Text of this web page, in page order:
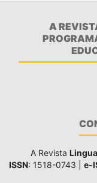
A
A Revista
ISSN: 1518-0743 | e-